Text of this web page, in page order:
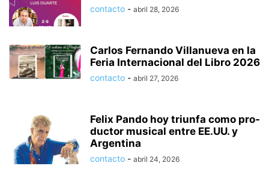
contacto - abril 28, 2026
Carlos Fernando Villanueva en la
Feria Internacional del Libro 2026
contacto - abril 27, 2026
Felix Pando hoy triunfa como pro­
duc­tor musi­cal entre EE.UU. y
Argentina
contacto - abril 24, 2026